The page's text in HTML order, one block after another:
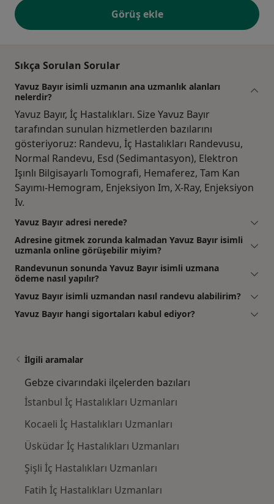
Görüş ekle
Sıkça Sorulan Sorular
Yavuz Bayır isimli uzmanın ana uzmanlık alanları
nelerdir?
Yavuz Bayır, İç Hastalıkları. Size Yavuz Bayır
tarafından sunulan hizmetlerden bazılarını
gösteriyoruz: Randevu, İç Hastalıkları Randevusu,
Normal Randevu, Esd (Sedimantasyon), Elektron
Işınlı Bilgisayarlı Tomografi, Hemaferez, Tam Kan
Sayımı-Hemogram, Enjeksiyon Im, X-Ray, Enjeksiyon
Iv.
Yavuz Bayır adresi nerede?
Adresine gitmek zorunda kalmadan Yavuz Bayır isimli
uzmanla online görüşebilir miyim?
Randevunun sonunda Yavuz Bayır isimli uzmana
ödeme nasıl yapılır?
Yavuz Bayır isimli uzmandan nasıl randevu alabilirim?
Yavuz Bayır hangi sigortaları kabul ediyor?
İlgili aramalar
Gebze civarındaki ilçelerden bazıları
İstanbul İç Hastalıkları Uzmanları
Kocaeli İç Hastalıkları Uzmanları
Üsküdar İç Hastalıkları Uzmanları
Şişli İç Hastalıkları Uzmanları
Fatih İç Hastalıkları Uzmanları